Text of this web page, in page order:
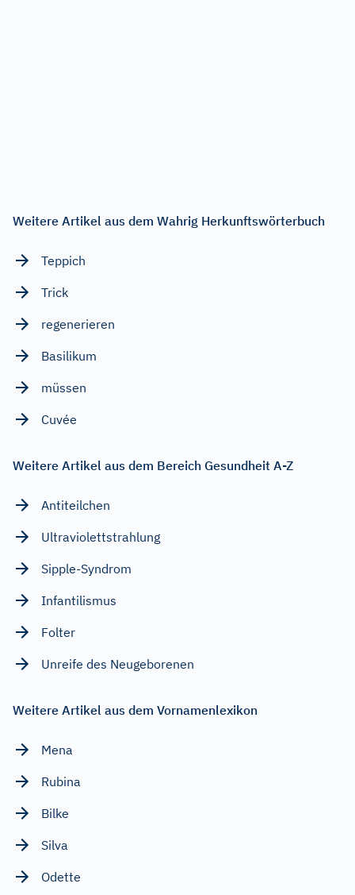
Weitere Artikel aus dem Wahrig Herkunftswörterbuch
Teppich
Trick
regenerieren
Basilikum
müssen
Cuvée
Weitere Artikel aus dem Bereich Gesundheit A-Z
Antiteilchen
Ultraviolettstrahlung
Sipple-Syndrom
Infantilismus
Folter
Unreife des Neugeborenen
Weitere Artikel aus dem Vornamenlexikon
Mena
Rubina
Bilke
Silva
Odette